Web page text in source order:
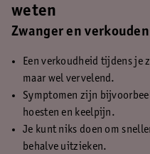
weten
Zwanger en
Een verkoudheid tijdens je
maar wel vervelend.
Symptomen zijn
hoesten en keelpijn.
Je kunt niks doen om
behalve uitzieken.